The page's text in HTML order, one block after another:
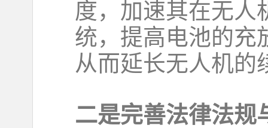
度，加速其在无人
统，提高电池的充
从而延长无人机的
二是完善法律法规